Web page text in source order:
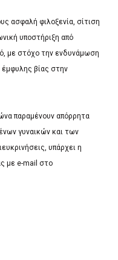
ασφαλή φιλοξενία, σίτιση
υποστήριξη από
με στόχο την ενδυνάμωση
βίας στην
παραμένουν απόρρητα
γυναικών και των
υπάρχει η
με e-mail στο